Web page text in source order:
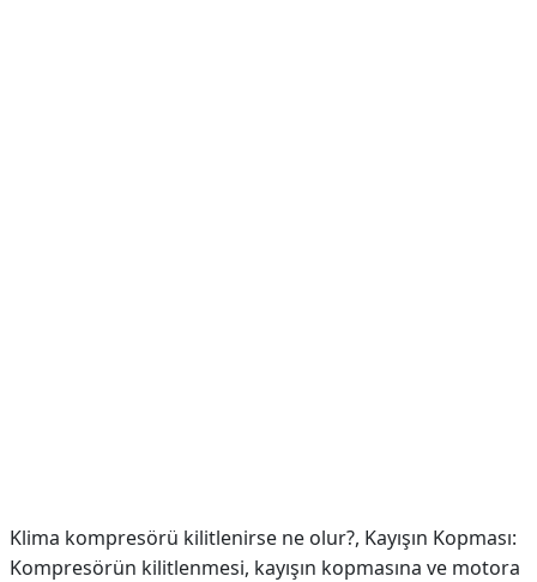
Klima kompresörü kilitlenirse ne olur?, Kayışın Kopması:
Kompresörün kilitlenmesi, kayışın kopmasına ve motora